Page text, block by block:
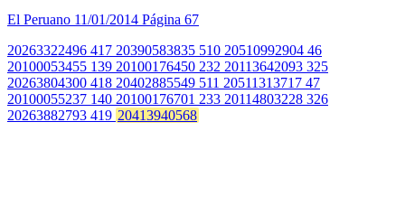
El Peruano 11/01/2014 Página 67
20263322496 417 20390583835 510 20510992904 46
20100053455 139 20100176450 232 20113642093 325
20263804300 418 20402885549 511 20511313717 47
20100055237 140 20100176701 233 20114803228 326
20263882793 419 20413940568